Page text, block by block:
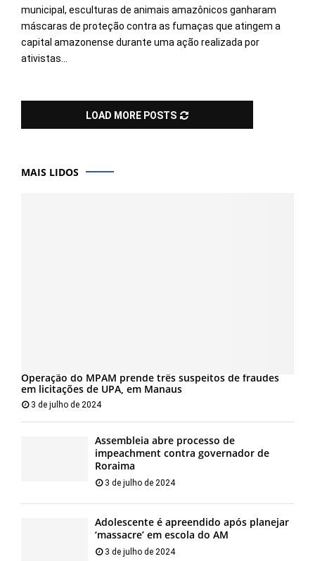
municipal, esculturas de animais amazônicos ganharam
máscaras de proteção contra as fumaças que atingem a
capital amazonense durante uma ação realizada por
ativistas...
LOAD MORE POSTS
MAIS LIDOS
Operação do MPAM prende três suspeitos de fraudes
em licitações de UPA, em Manaus
3 de julho de 2024
Assembleia abre processo de
impeachment contra governador de
Roraima
3 de julho de 2024
Adolescente é apreendido após planejar
‘massacre’ em escola do AM
3 de julho de 2024